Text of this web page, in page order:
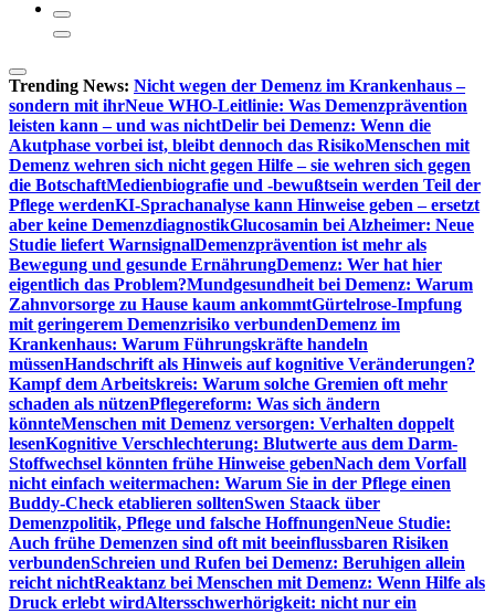
Trending News: Nicht wegen der Demenz im Krankenhaus –
sondern mit ihrNeue WHO-Leitlinie: Was Demenzprävention
leisten kann – und was nichtDelir bei Demenz: Wenn die
Akutphase vorbei ist, bleibt dennoch das RisikoMenschen mit
Demenz wehren sich nicht gegen Hilfe – sie wehren sich gegen
die BotschaftMedienbiografie und -bewußtsein werden Teil der
Pflege werdenKI-Sprachanalyse kann Hinweise geben – ersetzt
aber keine DemenzdiagnostikGlucosamin bei Alzheimer: Neue
Studie liefert WarnsignalDemenzprävention ist mehr als
Bewegung und gesunde ErnährungDemenz: Wer hat hier
eigentlich das Problem?Mundgesundheit bei Demenz: Warum
Zahnvorsorge zu Hause kaum ankommtGürtelrose-Impfung
mit geringerem Demenzrisiko verbundenDemenz im
Krankenhaus: Warum Führungskräfte handeln
müssenHandschrift als Hinweis auf kognitive Veränderungen?
Kampf dem Arbeitskreis: Warum solche Gremien oft mehr
schaden als nützenPflegereform: Was sich ändern
könnteMenschen mit Demenz versorgen: Verhalten doppelt
lesenKognitive Verschlechterung: Blutwerte aus dem Darm-
Stoffwechsel könnten frühe Hinweise gebenNach dem Vorfall
nicht einfach weitermachen: Warum Sie in der Pflege einen
Buddy-Check etablieren solltenSwen Staack über
Demenzpolitik, Pflege und falsche HoffnungenNeue Studie:
Auch frühe Demenzen sind oft mit beeinflussbaren Risiken
verbundenSchreien und Rufen bei Demenz: Beruhigen allein
reicht nichtReaktanz bei Menschen mit Demenz: Wenn Hilfe als
Druck erlebt wirdAltersschwerhörigkeit: nicht nur ein